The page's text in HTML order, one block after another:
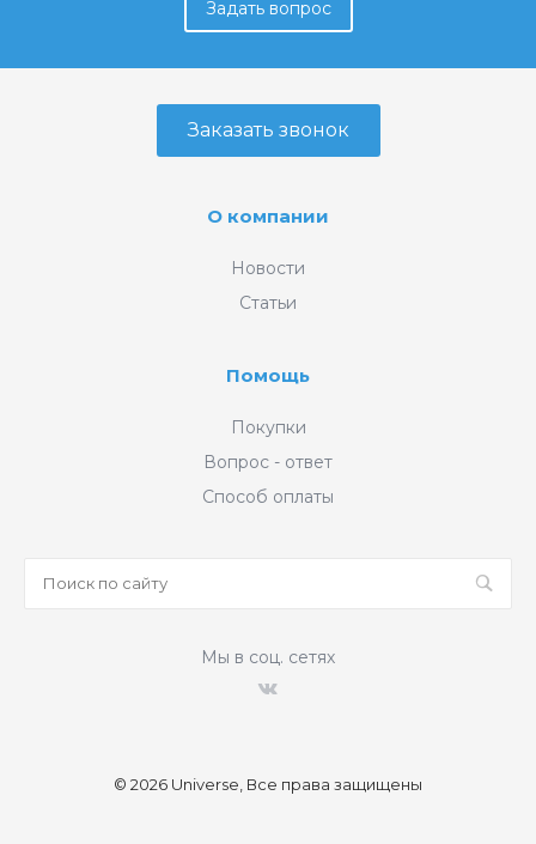
Задать вопрос
Заказать звонок
О компании
Новости
Статьи
Помощь
Покупки
Вопрос - ответ
Способ оплаты
Мы в соц. сетях
© 2026 Universe, Все права защищены